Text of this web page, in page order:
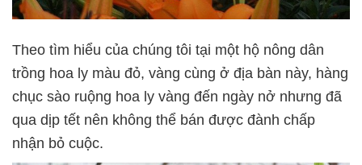
Theo tìm hiểu của chúng tôi tại một hộ nông dân
trồng hoa ly màu đỏ, vàng cùng ở địa bàn này, hàng
chục sào ruộng hoa ly vàng đến ngày nở nhưng đã
qua dịp tết nên không thể bán được đành chấp
nhận bỏ cuộc.